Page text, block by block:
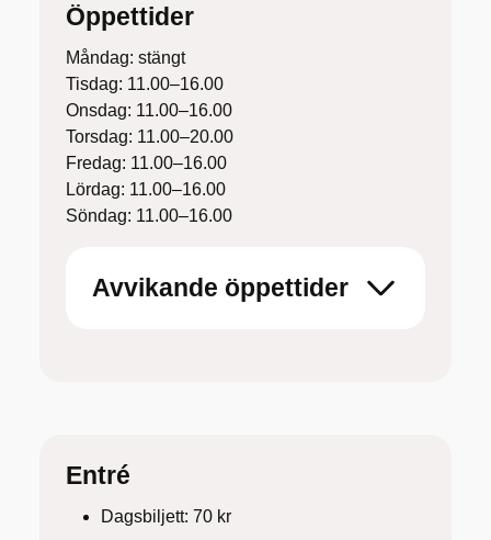
Öppettider
Måndag: stängt
Tisdag: 11.00–16.00
Onsdag: 11.00–16.00
Torsdag: 11.00–20.00
Fredag: 11.00–16.00
Lördag: 11.00–16.00
Söndag: 11.00–16.00
Avvikande öppettider
Entré
Dagsbiljett: 70 kr